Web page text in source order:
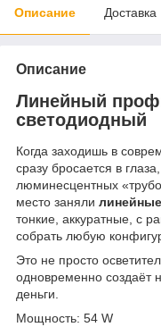
Описание Доставка
Описание
Линейный
светодиодный
Когда заходишь в
сразу бросается в
люминесцентных
место заняли линейные
тонкие, аккуратные, с
собрать любую
Это не просто
одновременно создаёт
деньги.
Мощность: 54 W